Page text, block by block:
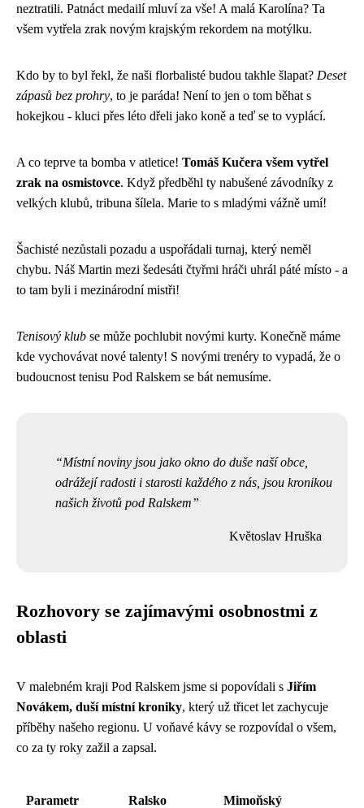
neztratili. Patnáct medailí mluví za vše! A malá Karolína? Ta
všem vytřela zrak novým krajským rekordem na motýlku.
Kdo by to byl řekl, že naši florbalisté budou takhle šlapat? Deset
zápasů bez prohry, to je paráda! Není to jen o tom běhat s
hokejkou - kluci přes léto dřeli jako koně a teď se to vyplácí.
A co teprve ta bomba v atletice! Tomáš Kučera všem vytřel
zrak na osmistovce. Když předběhl ty nabušené závodníky z
velkých klubů, tribuna šílela. Marie to s mladými vážně umí!
Šachisté nezůstali pozadu a uspořádali turnaj, který neměl
chybu. Náš Martin mezi šedesáti čtyřmi hráči uhrál páté místo - a
to tam byli i mezinárodní mistři!
Tenisový klub se může pochlubit novými kurty. Konečně máme
kde vychovávat nové talenty! S novými trenéry to vypadá, že o
budoucnost tenisu Pod Ralskem se bát nemusíme.
Místní noviny jsou jako okno do duše naší obce,
odrážejí radosti i starosti každého z nás, jsou kronikou
našich životů pod Ralskem
Květoslav Hruška
Rozhovory se zajímavými osobnostmi z
oblasti
V malebném kraji Pod Ralskem jsme si popovídali s Jiřím
Novákem, duší místní kroniky, který už třicet let zachycuje
příběhy našeho regionu. U voňavé kávy se rozpovídal o všem,
co za ty roky zažil a zapsal.
Parametr Ralsko
Mimoňský